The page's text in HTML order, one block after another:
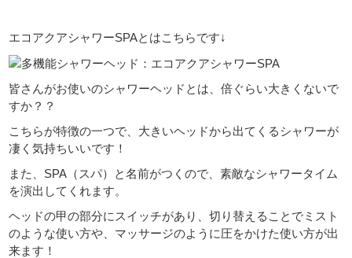
エコアクアシャワーSPAとはこちらです↓
皆さんがお使いのシャワーヘッドとは、倍ぐらい大きくないで
すか？？
こちらが特徴の一つで、大きいヘッドから出てくるシャワーが
凄く気持ちいいです！
また、SPA（スパ）と名前がつくので、素敵なシャワータイム
を演出してくれます。
ヘッドの甲の部分にスイッチがあり、切り替えることでミスト
のような使い方や、マッサージのように圧をかけた使い方が出
来ます！